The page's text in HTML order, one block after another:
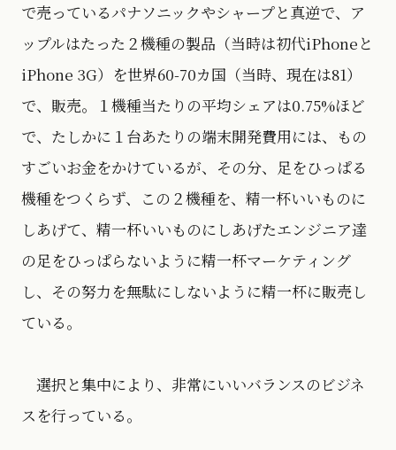
で売っているパナソニックやシャープと真逆で、ア
ップルはたった２機種の製品（当時は初代iPhoneと
iPhone 3G）を世界60-70カ国（当時、現在は81）
で、販売。１機種当たりの平均シェアは0.75%ほど
で、たしかに１台あたりの端末開発費用には、もの
すごいお金をかけているが、その分、足をひっぱる
機種をつくらず、この２機種を、精一杯いいものに
しあげて、精一杯いいものにしあげたエンジニア達
の足をひっぱらないように精一杯マーケティング
し、その努力を無駄にしないように精一杯に販売し
ている。
選択と集中により、非常にいいバランスのビジネ
スを行っている。